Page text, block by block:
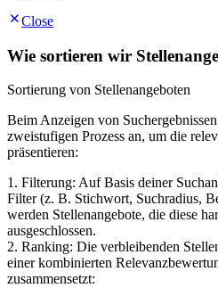
Close
Wie sortieren wir
Sortierung von Stellenangeboten
Beim Anzeigen von
zweistufigen Prozess an, um die
präsentieren:
1. Filterung: Auf Basis deiner
Filter (z. B. Stichwort, Suchradius,
werden Stellenangebote, die diese
ausgeschlossen.
2. Ranking: Die verbleibenden
einer kombinierten
zusammensetzt: